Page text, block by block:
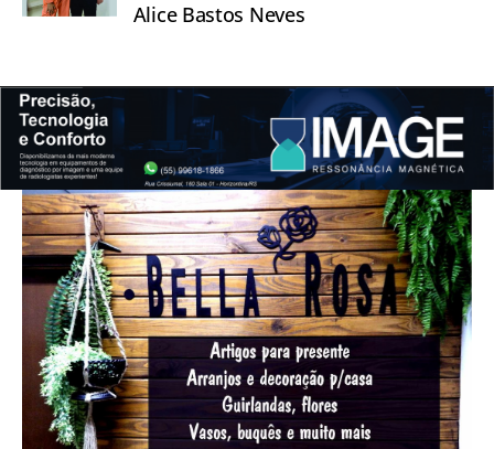
Alice Bastos Neves